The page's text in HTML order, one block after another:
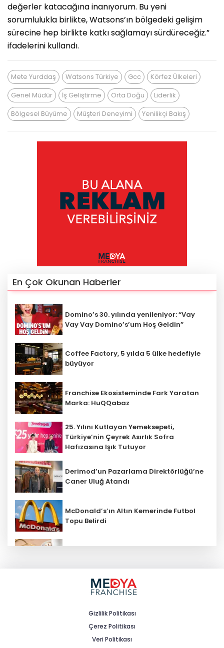
değerler katacağına inanıyorum. Bu yeni
sorumlulukla birlikte, Watsons’ın bölgedeki gelişim
sürecine hep birlikte katkı sağlamayı sürdüreceğiz.”
ifadelerini kullandı.
Mete Yurddaş Watsons Türkiye Gcc
Körfez Ülkeleri
Genel Müdür
İş Geliştirme Orta Doğu
Liderlik
Bölgesel Büyüme
Müşteri Deneyimi Yenilikçi Bakış
En Çok Okunan Haberler
Domino’s 30. yılında yenileniyor: “Vay
Vay Vay Domino’s’um Hoş Geldin”
Coffee Factory, 5 yılda 5 ülke hedefiyle
büyüyor
Franchise Ekosisteminde Fark Yaratan
Marka: HuQQabaz
25. Yılını Kutlayan Yemeksepeti,
Türkiye’nin Çeyrek Asırlık Sofra
Hafızasına Işık Tutuyor
Derimod’un Pazarlama Direktörlüğü’ne
Caner Uluğ Atandı
McDonald’s’ın Altın Kemerinde Futbol
Topu Belirdi
Franchise ile tarımın geleceği
Her İki Şubeden Biri Neden Kapanıyor?
Gizlilik Politikası
Çerez Politikası
Veri Politikası